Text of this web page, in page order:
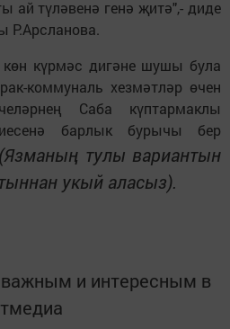
ай түләвенә генә җитә",- диде
Р.Арсланова.
күрмәс дигәне шушы була
коммуналь хезмәтләр өчен
Саба күптармаклы
барлык бурычы бер
(Язманың тулы вариантын
укый аласыз).
и интересным в